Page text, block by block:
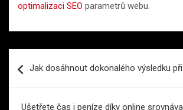
optimalizaci SEO parametrů webu.
proJak dosáhnout dokonalého výsledku
Ušetřete čas i peníze díky online